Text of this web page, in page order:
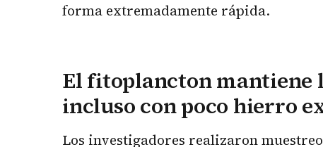
forma extremadamente rápida.
El fitoplancton mantiene
incluso con poco hierro
Los investigadores realizaron